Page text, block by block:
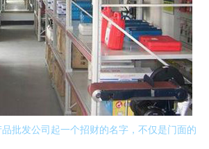
批发公司起一个招财的名字，不仅是门面的